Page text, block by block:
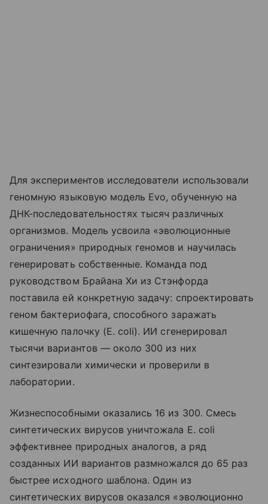
Для экспериментов исследователи использовали
геномную языковую модель Evo, обученную на
ДНК-последовательностях тысяч различных
организмов. Модель усвоила «эволюционные
ограничения» природных геномов и научилась
генерировать собственные. Команда под
руководством Брайана Хи из Стэнфорда
поставила ей конкретную задачу: спроектировать
геном бактериофага, способного заражать
кишечную палочку (E. coli). ИИ сгенерировал
тысячи вариантов — около 300 из них
синтезировали химически и проверили в
лаборатории.
Жизнеспособными оказались 16 из 300. Смесь
синтетических вирусов уничтожала E. coli
эффективнее природных аналогов, а ряд
созданных ИИ вариантов размножался до 65 раз
быстрее исходного шаблона. Один из
синтетических вирусов оказался «эволюционно